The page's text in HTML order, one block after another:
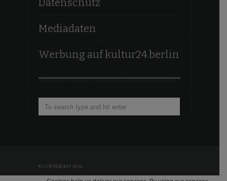
Datenschutz
Mediadaten
Werbung auf kultur24.berlin
© COPYRIGHT 2026.